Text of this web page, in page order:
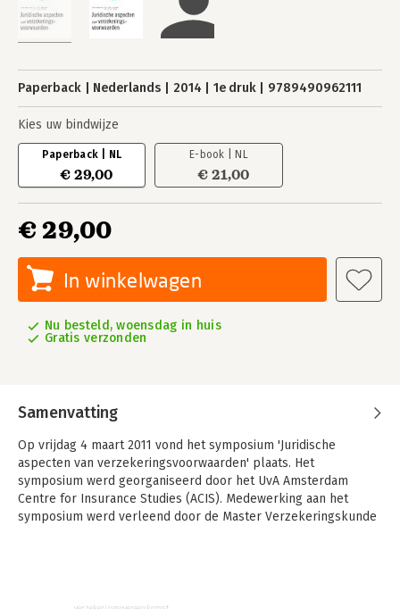
Paperback Nederlands 2014 1e druk 9789490962111
Kies uw bindwijze
Paperback | NL
€ 29,00
E-book | NL
€ 21,00
€ 29,00
In winkelwagen
Nu besteld, woensdag in huis
Gratis verzonden
Samenvatting
Op vrijdag 4 maart 2011 vond het symposium 'Juridische
aspecten van verzekeringsvoorwaarden' plaats. Het
symposium werd georganiseerd door het UvA Amsterdam
Centre for Insurance Studies (ACIS). Medewerking aan het
symposium werd verleend door de Master Verzekeringskunde